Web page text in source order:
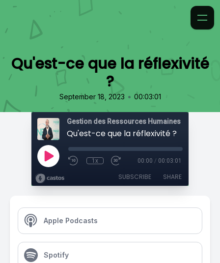
Qu'est-ce que la réflexivité
?
September 18, 2023 • 00:03:01
Gestion des Ressources Humaines
Qu'est-ce que la réflexivité ?
1x 00:00 / 00:03:01
SUBSCRIBE SHARE
Apple Podcasts
Spotify